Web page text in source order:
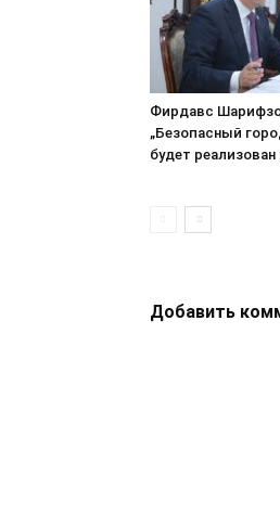
Фирдавс
„Безопасный
будет
Добавить